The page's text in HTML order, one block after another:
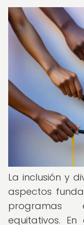
La inclusión y
aspectos
programas
equitativos.